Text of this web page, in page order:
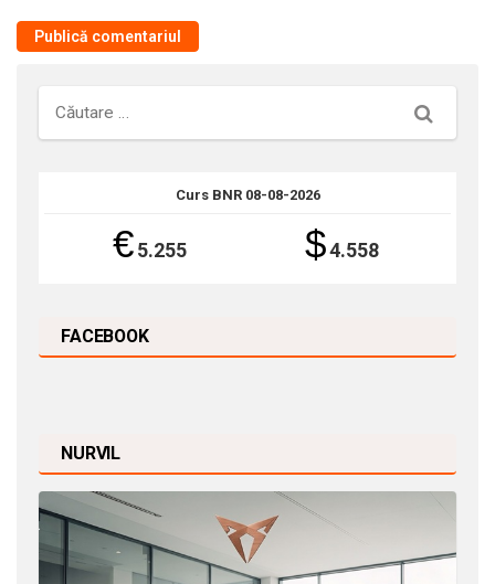
Căutare
Curs BNR 08-08-2026
€5.255 $4.558
FACEBOOK
NURVIL